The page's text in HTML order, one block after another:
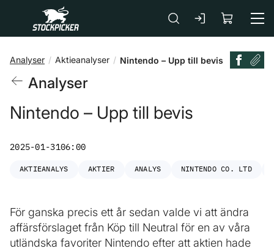
Gå till huvudinnehåll
Analyser Aktieanalyser Nintendo – Upp till bevis
Analyser
Nintendo – Upp till bevis
2025-01-3106:00
AKTIEANALYS AKTIER ANALYS NINTENDO CO. LTD
För ganska precis ett år sedan valde vi att ändra
affärsförslaget från Köp till Neutral för en av våra
utländska favoriter Nintendo efter att aktien hade